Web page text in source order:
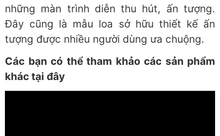
những màn trình diễn thu hút, ấn tượng.
Đây cũng là mẫu loa sở hữu thiết kế ấn
tượng được nhiều người dùng ưa chuộng.
Các bạn có thể tham khảo các sản phẩm
khác tại đây